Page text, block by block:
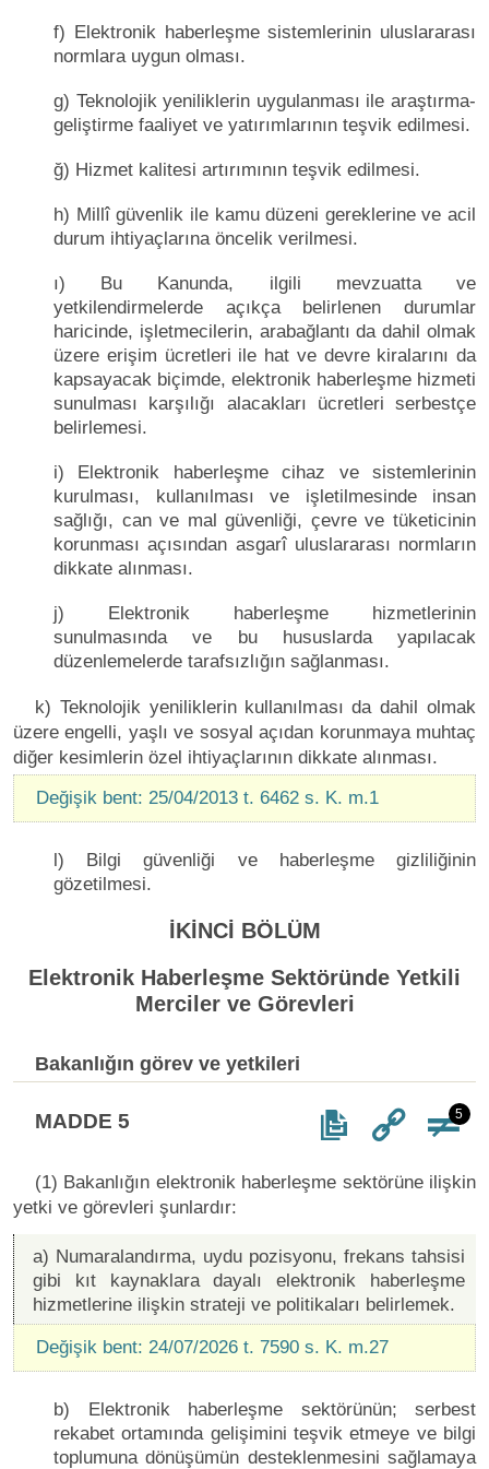
f) Elektronik haberleşme sistemlerinin uluslararası
normlara uygun olması.
g) Teknolojik yeniliklerin uygulanması ile araştırma-
geliştirme faaliyet ve yatırımlarının teşvik edilmesi.
ğ) Hizmet kalitesi artırımının teşvik edilmesi.
h) Millî güvenlik ile kamu düzeni gereklerine ve acil
durum ihtiyaçlarına öncelik verilmesi.
ı) Bu Kanunda, ilgili mevzuatta ve
yetkilendirmelerde açıkça belirlenen durumlar
haricinde, işletmecilerin, arabağlantı da dahil olmak
üzere erişim ücretleri ile hat ve devre kiralarını da
kapsayacak biçimde, elektronik haberleşme hizmeti
sunulması karşılığı alacakları ücretleri serbestçe
belirlemesi.
i) Elektronik haberleşme cihaz ve sistemlerinin
kurulması, kullanılması ve işletilmesinde insan
sağlığı, can ve mal güvenliği, çevre ve tüketicinin
korunması açısından asgarî uluslararası normların
dikkate alınması.
j) Elektronik haberleşme hizmetlerinin
sunulmasında ve bu hususlarda yapılacak
düzenlemelerde tarafsızlığın sağlanması.
k) Teknolojik yeniliklerin kullanılması da dahil olmak
üzere engelli, yaşlı ve sosyal açıdan korunmaya muhtaç
diğer kesimlerin özel ihtiyaçlarının dikkate alınması.
Değişik bent: 25/04/2013 t. 6462 s. K. m.1
l) Bilgi güvenliği ve haberleşme gizliliğinin
gözetilmesi.
İKİNCİ BÖLÜM
Elektronik Haberleşme Sektöründe Yetkili
Merciler ve Görevleri
Bakanlığın görev ve yetkileri
MADDE 5 5
(1) Bakanlığın elektronik haberleşme sektörüne ilişkin
yetki ve görevleri şunlardır:
a) Numaralandırma, uydu pozisyonu, frekans tahsisi
gibi kıt kaynaklara dayalı elektronik haberleşme
hizmetlerine ilişkin strateji ve politikaları belirlemek.
Değişik bent: 24/07/2026 t. 7590 s. K. m.27
b) Elektronik haberleşme sektörünün; serbest
rekabet ortamında gelişimini teşvik etmeye ve bilgi
toplumuna dönüşümün desteklenmesini sağlamaya